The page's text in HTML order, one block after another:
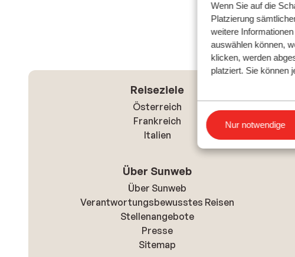
Wenn Sie auf die
Platzierung
weitere
auswählen können,
klicken, werden
platziert. Sie können
Einstellungen
Nur notwendige
Reiseziele
Österreich
Frankreich
Italien
Über Sunweb
Über Sunweb
Verantwortungsbewusstes Reisen
Stellenangebote
Presse
Sitemap